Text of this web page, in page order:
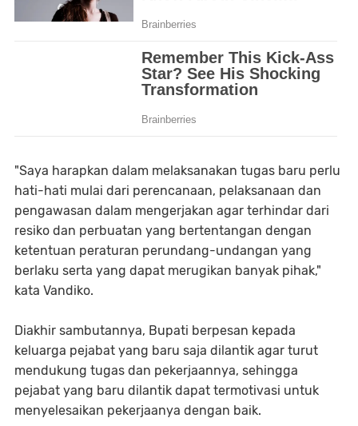
"Saya harapkan dalam melaksanakan tugas baru perlu
hati-hati mulai dari perencanaan, pelaksanaan dan
pengawasan dalam mengerjakan agar terhindar dari
resiko dan perbuatan yang bertentangan dengan
ketentuan peraturan perundang-undangan yang
berlaku serta yang dapat merugikan banyak pihak,"
kata Vandiko.
Diakhir sambutannya, Bupati berpesan kepada
keluarga pejabat yang baru saja dilantik agar turut
mendukung tugas dan pekerjaannya, sehingga
pejabat yang baru dilantik dapat termotivasi untuk
menyelesaikan pekerjaanya dengan baik.